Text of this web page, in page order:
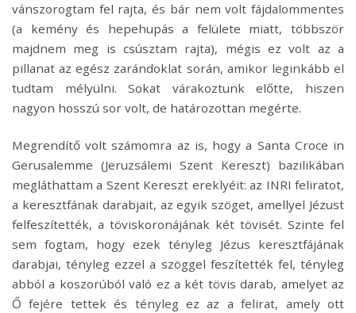
vánszorogtam fel rajta, és bár nem volt fájdalommentes
(a kemény és hepehupás a felülete miatt, többször
majdnem meg is csúsztam rajta), mégis ez volt az a
pillanat az egész zarándoklat során, amikor leginkább el
tudtam mélyülni. Sokat várakoztunk előtte, hiszen
nagyon hosszú sor volt, de határozottan megérte.
Megrendítő volt számomra az is, hogy a Santa Croce in
Gerusalemme (Jeruzsálemi Szent Kereszt) bazilikában
megláthattam a Szent Kereszt ereklyéit: az INRI feliratot,
a keresztfának darabjait, az egyik szöget, amellyel Jézust
felfeszítették, a töviskoronájának két tövisét. Szinte fel
sem fogtam, hogy ezek tényleg Jézus keresztfájának
darabjai, tényleg ezzel a szöggel feszítették fel, tényleg
abból a koszorúból való ez a két tövis darab, amelyet az
Ő fejére tettek és tényleg ez az a felirat, amely ott